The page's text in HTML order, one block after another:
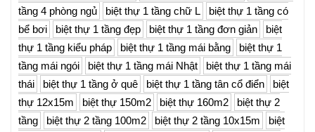
tầng 4 phòng ngủ
biệt thự 1 tầng chữ L
biệt thự 1 tầng có
bể bơi
biệt thự 1 tầng đẹp biệt thự 1 tầng đơn giản
biệt
thự 1 tầng kiểu pháp
biệt thự 1 tầng mái bằng
biệt thự 1
tầng mái ngói
biệt thự 1 tầng mái Nhật
biệt thự 1 tầng mái
thái
biệt thự 1 tầng ở quê biệt thự 1 tầng tân cổ điển
biệt
thự 12x15m
biệt thự 150m2 biệt thự 160m2
biệt thự 2
tầng
biệt thự 2 tầng 100m2 biệt thự 2 tầng 10x15m
biệt